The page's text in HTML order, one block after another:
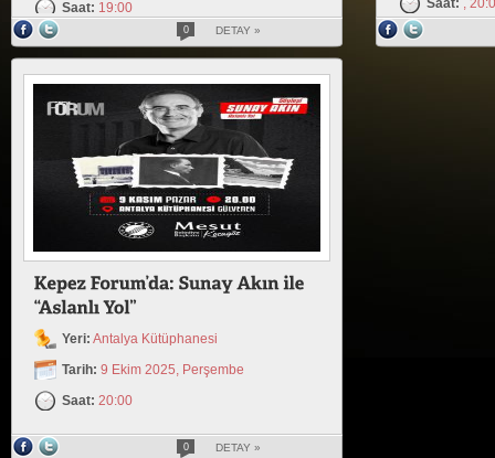
Saat: 19:00
0 DETAY »
Saat: ,
Yeri: Antalya Kütüphanesi
Tarih: 9 Ekim 2025, Perşembe
Saat: 20:00
0 DETAY »